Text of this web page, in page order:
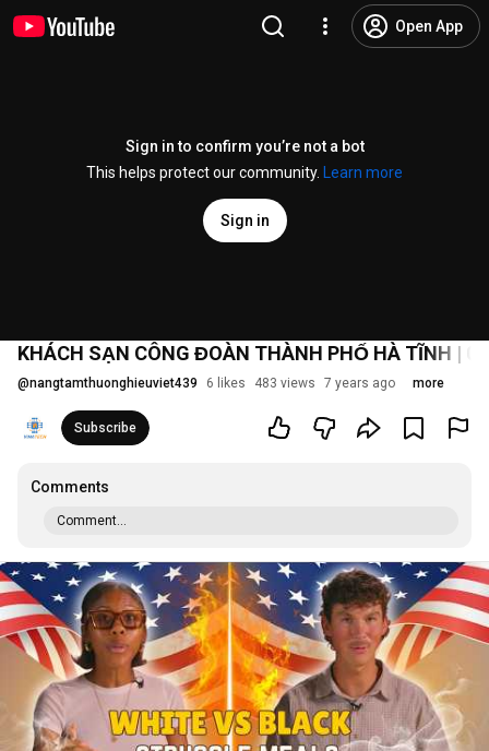
Open App
Sign in to confirm you’re not a bot
This helps protect our community.
Learn more
Sign in
KHÁCH SẠN CÔNG ĐOÀN THÀNH PHỐ HÀ TĨNH |
@nangtamthuonghieuviet439 6 likes 483 views 7 years ago more
Subscribe
Comments
Comment...